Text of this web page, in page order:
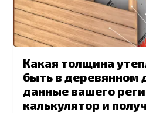
Какая толщина
быть в деревянном
данные вашего
калькулятор и